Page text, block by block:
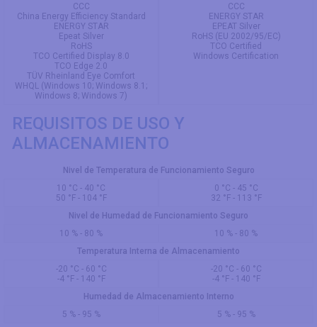
CCC
China Energy Efficiency Standard
ENERGY STAR
Epeat Silver
RoHS
TCO Certified Display 8.0
TCO Edge 2.0
TÜV Rheinland Eye Comfort
WHQL (Windows 10; Windows 8.1;
Windows 8; Windows 7)
CCC
ENERGY STAR
EPEAT Silver
RoHS (EU 2002/95/EC)
TCO Certified
Windows Certification
REQUISITOS DE USO Y
ALMACENAMIENTO
Nivel de Temperatura de Funcionamiento Seguro
10 °C - 40 °C
50 °F - 104 °F
0 °C - 45 °C
32 °F - 113 °F
Nivel de Humedad de Funcionamiento Seguro
10 % - 80 %
10 % - 80 %
Temperatura Interna de Almacenamiento
-20 °C - 60 °C
-4 °F - 140 °F
-20 °C - 60 °C
-4 °F - 140 °F
Humedad de Almacenamiento Interno
5 % - 95 %
5 % - 95 %